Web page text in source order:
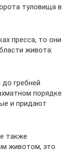
туловища в
пресса, то они
живота:
гребней
порядке
и придают
также
животом, это